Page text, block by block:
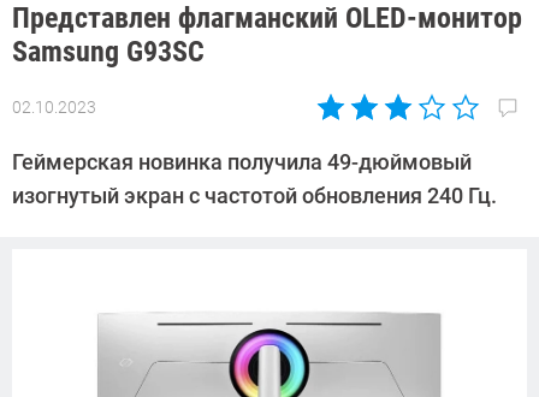
Представлен флагманский OLED-монитор
Samsung G93SC
02.10.2023
Автор:
Довлатова
Геймерская новинка получила 49-дюймовый
изогнутый экран с частотой обновления 240 Гц.